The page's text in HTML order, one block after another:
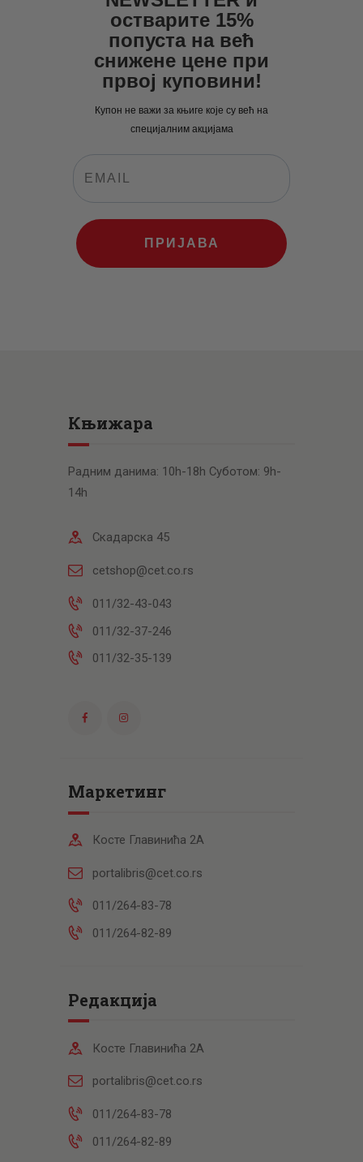
рсд.
остварите 15%
попуста на већ
снижене цене при
првој куповини!
Купон не важи за књиге које су већ на
специјалним акцијама
ПРИЈАВА
Књижара
Радним данима: 10h-18h Суботом: 9h-
14h
Скадарска 45
cetshop@cet.co.rs
011/32-43-043
011/32-37-246
011/32-35-139
Маркетинг
Косте Главинића 2А
portalibris@cet.co.rs
011/264-83-78
011/264-82-89
Редакција
Косте Главинића 2А
portalibris@cet.co.rs
011/264-83-78
011/264-82-89